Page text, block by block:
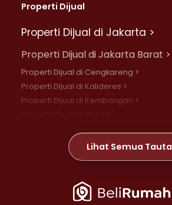
Properti Dijual
Properti Dijual di Jakarta >
Properti Dijual di Jakarta Barat >
Properti Dijual di Cengkareng >
Properti Dijual di Kalideres >
Properti Dijual di Kembangan >
Properti Dijual di Meruya >
Properti Dijual di Jelambar >
Properti Dijual di Jakarta Pusat >
Lihat Semua